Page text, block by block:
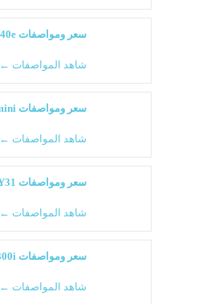
سعر ومواصفات vivo V40e
شاهد المواصفات ←
سعر ومواصفات vivo S30 Pro mini
شاهد المواصفات ←
سعر ومواصفات vivo Y31
شاهد المواصفات ←
سعر ومواصفات vivo Y300i
شاهد المواصفات ←